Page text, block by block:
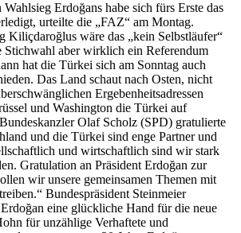
Erdoğans habe sich fürs Erste das
urteilte die „FAZ“ am Montag.
Kiliçdaroğlus wäre das „kein Selbstläufer“
Stichwahl aber wirklich ein Referendum
hat die Türkei sich am Sonntag auch
Das Land schaut nach Osten, nicht
Ergebenheitsadressen
und Washington die Türkei auf
Olaf Scholz (SPD) gratulierte
und die Türkei sind enge Partner und
und wirtschaftlich sind wir stark
Gratulation an Präsident Erdoğan zur
wir unsere gemeinsamen Themen mit
Bundespräsident Steinmeier
eine glückliche Hand für die neue
für unzählige Verhaftete und